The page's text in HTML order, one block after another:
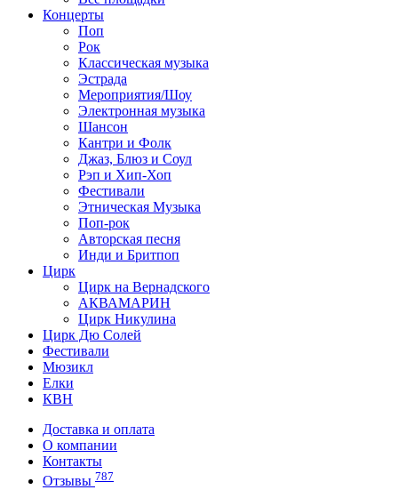
Концерты
Поп
Рок
Классическая музыка
Эстрада
Мероприятия/Шоу
Электронная музыка
Шансон
Кантри и Фолк
Джаз, Блюз и Соул
Рэп и Хип-Хоп
Фестивали
Этническая Музыка
Поп-рок
Авторская песня
Инди и Бритпоп
Цирк
Цирк на Вернадского
АКВАМАРИН
Цирк Никулина
Цирк Дю Солей
Фестивали
Мюзикл
Елки
КВН
Доставка и оплата
О компании
Контакты
Отзывы 787